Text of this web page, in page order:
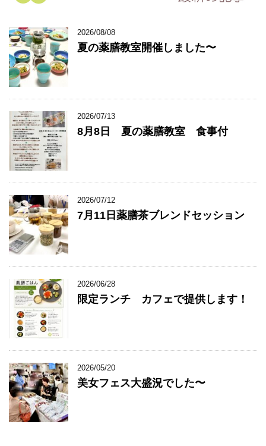
2026/08/08
夏の薬膳教室開催しました〜
2026/07/13
8月8日 夏の薬膳教室 食事付
2026/07/12
7月11日薬膳茶ブレンドセッション
2026/06/28
限定ランチ カフェで提供します！
2026/05/20
美女フェス大盛況でした〜